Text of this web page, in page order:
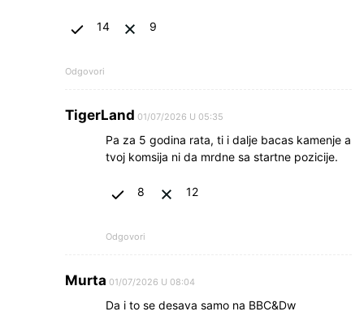
14 9
Odgovori
TigerLand 01/07/2026 U 05:35
Pa za 5 godina rata, ti i dalje bacas kamenje a
tvoj komsija ni da mrdne sa startne pozicije.
8 12
Odgovori
Murta 01/07/2026 U 08:04
Da i to se desava samo na BBC&Dw